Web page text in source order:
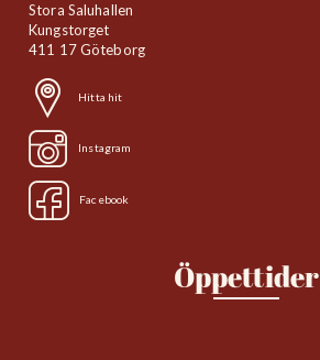
Stora Saluhallen
Kungstorget
411 17 Göteborg
Hitta hit
Instagram
Facebook
Öppettider